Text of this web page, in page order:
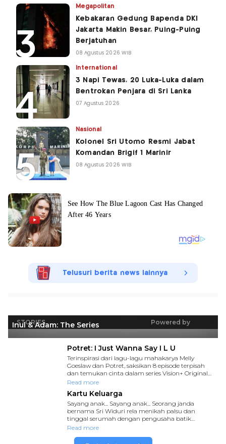
Megapolitan
Kebakaran Gedung Bapenda DKI
Jakarta Makin Besar, Puing-Puing
Berjatuhan
08 Agustus 2026 WIB
International
3 Napi Tewas, 20 Luka-Luka dalam
Bentrokan Penjara di Sri Lanka
07 Agustus 2026
Nasional
Kolonel Sri Utomo Resmi Jabat
Komandan Brigif 1 Marinir
08 Agustus 2026 WIB
Telusuri berita news lainnya